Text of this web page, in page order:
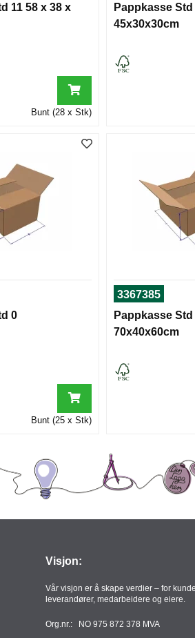
11 58 x 38 x
Bunt (28 x Stk)
Pappkasse Std
45x30x30cm
0
Bunt (25 x Stk)
3367385
Pappkasse Std
70x40x60cm
Visjon:
Vår visjon er å skape verdier – for
leverandører, medarbeidere og eiere.
Org.nr.: NO 975 872 378 MVA